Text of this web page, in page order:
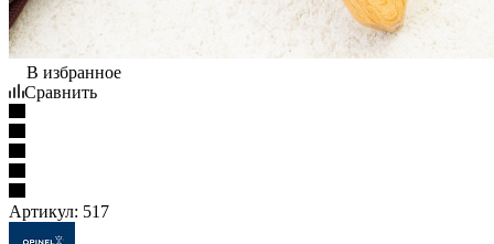
В избранное
Сравнить
Артикул: 517